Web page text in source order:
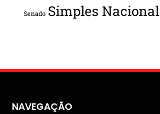
Senado Simples Nacional
NAVEGAÇÃO